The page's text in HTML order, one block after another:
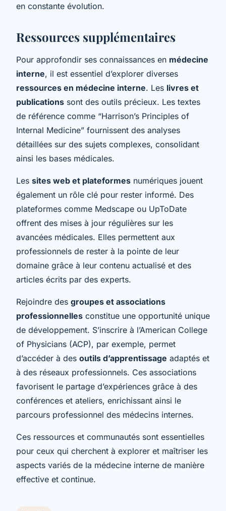
en constante évolution.
Ressources supplémentaires
Pour approfondir ses connaissances en médecine
interne, il est essentiel d’explorer diverses
ressources en médecine interne. Les livres et
publications sont des outils précieux. Les textes
de référence comme “Harrison’s Principles of
Internal Medicine” fournissent des analyses
détaillées sur des sujets complexes, consolidant
ainsi les bases médicales.
Les sites web et plateformes numériques jouent
également un rôle clé pour rester informé. Des
plateformes comme Medscape ou UpToDate
offrent des mises à jour régulières sur les
avancées médicales. Elles permettent aux
professionnels de rester à la pointe de leur
domaine grâce à leur contenu actualisé et des
articles écrits par des experts.
Rejoindre des groupes et associations
professionnelles constitue une opportunité unique
de développement. S’inscrire à l’American College
of Physicians (ACP), par exemple, permet
d’accéder à des outils d’apprentissage adaptés et
à des réseaux professionnels. Ces associations
favorisent le partage d’expériences grâce à des
conférences et ateliers, enrichissant ainsi le
parcours professionnel des médecins internes.
Ces ressources et communautés sont essentielles
pour ceux qui cherchent à explorer et maîtriser les
aspects variés de la médecine interne de manière
effective et continue.